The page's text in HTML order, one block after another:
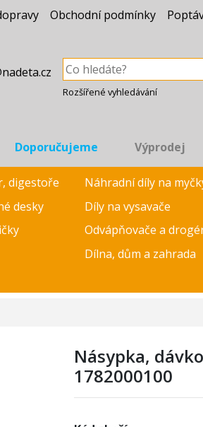
Obchodní podmínky
Rozšířené vyhledávání
Doporučujeme Výprodej
digestoře Náhradní díly na
desky Díly na vysavače
Odvápňovače a
Dílna, dům a zahrada
Násypka,
1782000100